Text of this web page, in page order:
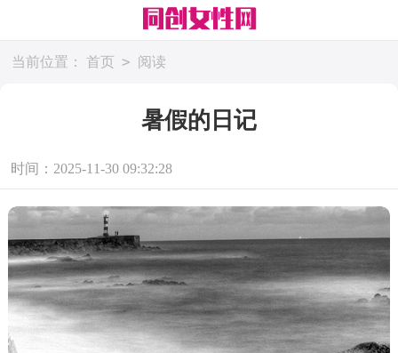
当前位置： 首页 > 阅读
暑假的日记
时间：2025-11-30 09:32:28